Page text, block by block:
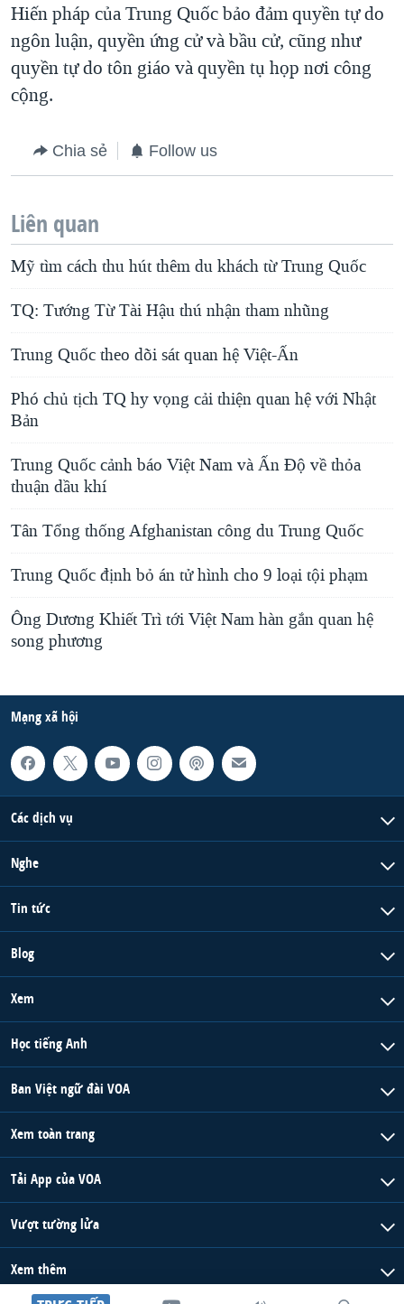
Hiến pháp của Trung Quốc bảo đảm quyền tự do
ngôn luận, quyền ứng cử và bầu cử, cũng như
quyền tự do tôn giáo và quyền tụ họp nơi công
cộng.
Chia sẻ Follow us
Liên quan
Mỹ tìm cách thu hút thêm du khách từ Trung Quốc
TQ: Tướng Từ Tài Hậu thú nhận tham nhũng
Trung Quốc theo dõi sát quan hệ Việt-Ấn
Phó chủ tịch TQ hy vọng cải thiện quan hệ với Nhật
Bản
Trung Quốc cảnh báo Việt Nam và Ấn Độ về thỏa
thuận dầu khí
Tân Tổng thống Afghanistan công du Trung Quốc
Trung Quốc định bỏ án tử hình cho 9 loại tội phạm
Ông Dương Khiết Trì tới Việt Nam hàn gắn quan hệ
song phương
Mạng xã hội
Các dịch vụ
Nghe
Tin tức
Blog
Xem
Học tiếng Anh
Ban Việt ngữ đài VOA
Xem toàn trang
Tải App của VOA
Vượt tường lửa
Xem thêm